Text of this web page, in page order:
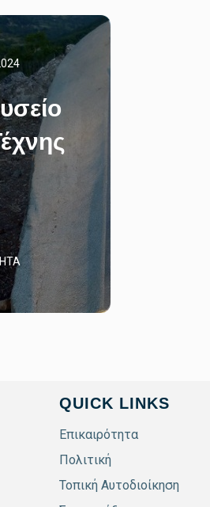
QUICK LINKS
Επικαιρότητα
Πολιτική
Τοπική Αυτοδιοίκηση